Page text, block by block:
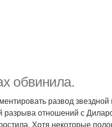
обвинила.
развод
разрыва отношений с
Хотя некоторые